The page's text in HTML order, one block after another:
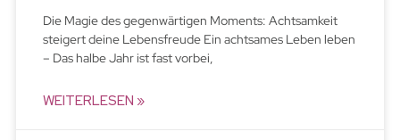
Die Magie des gegenwärtigen Moments: Achtsamkeit
steigert deine Lebensfreude Ein achtsames Leben leben
– Das halbe Jahr ist fast vorbei,
WEITERLESEN »